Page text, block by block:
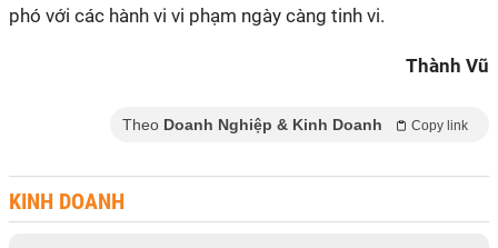
phó với các hành vi vi phạm ngày càng tinh vi.
Thành Vũ
Theo Doanh Nghiệp & Kinh Doanh Copy link
KINH DOANH